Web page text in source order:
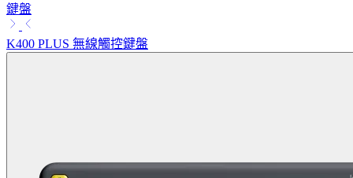
鍵盤
K400 PLUS 無線觸控鍵盤